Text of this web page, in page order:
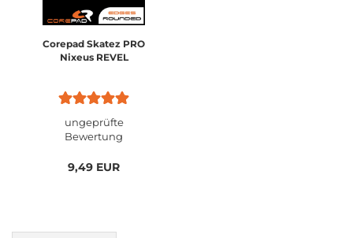
Corepad Skatez PRO
Nixeus REVEL
ungeprüfte
Bewertung
9,49 EUR